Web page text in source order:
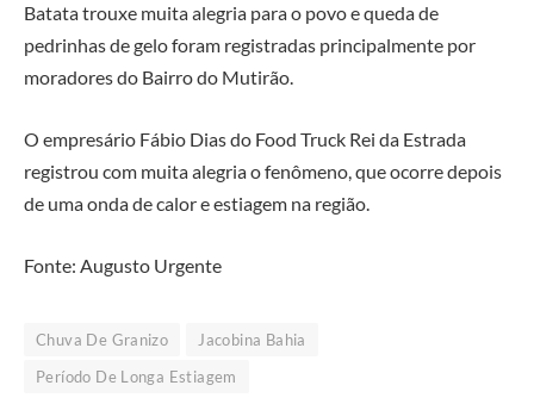
Batata trouxe muita alegria para o povo e queda de
pedrinhas de gelo foram registradas principalmente por
moradores do Bairro do Mutirão.
O empresário Fábio Dias do Food Truck Rei da Estrada
registrou com muita alegria o fenômeno, que ocorre depois
de uma onda de calor e estiagem na região.
Fonte: Augusto Urgente
Chuva De Granizo
Jacobina Bahia
Período De Longa Estiagem